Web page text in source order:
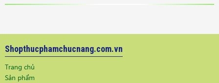
Shopthucphamchucnang.com.vn
Trang chủ
Sản phẩm